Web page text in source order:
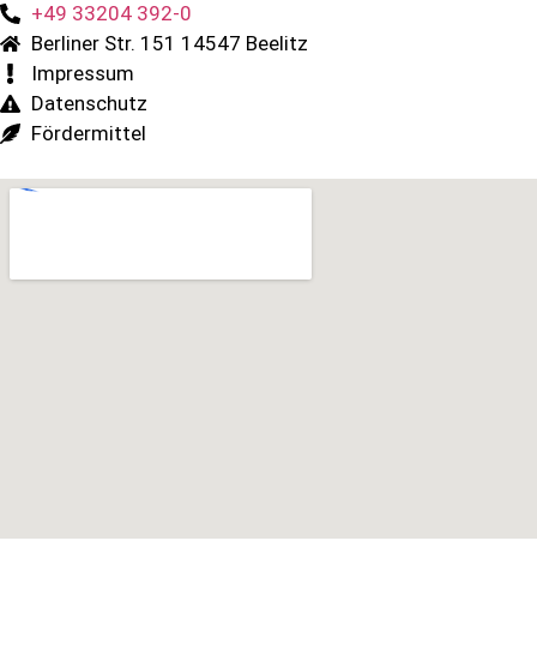
+49 33204 392-0
Berliner Str. 151 14547 Beelitz
Impressum
Datenschutz
Fördermittel